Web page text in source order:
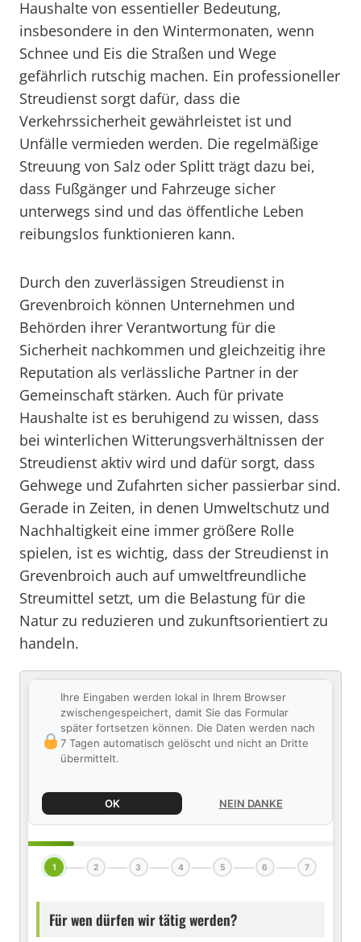
Haushalte von essentieller Bedeutung,
insbesondere in den Wintermonaten, wenn
Schnee und Eis die Straßen und Wege
gefährlich rutschig machen. Ein professioneller
Streudienst sorgt dafür, dass die
Verkehrssicherheit gewährleistet ist und
Unfälle vermieden werden. Die regelmäßige
Streuung von Salz oder Splitt trägt dazu bei,
dass Fußgänger und Fahrzeuge sicher
unterwegs sind und das öffentliche Leben
reibungslos funktionieren kann.
Durch den zuverlässigen Streudienst in
Grevenbroich können Unternehmen und
Behörden ihrer Verantwortung für die
Sicherheit nachkommen und gleichzeitig ihre
Reputation als verlässliche Partner in der
Gemeinschaft stärken. Auch für private
Haushalte ist es beruhigend zu wissen, dass
bei winterlichen Witterungsverhältnissen der
Streudienst aktiv wird und dafür sorgt, dass
Gehwege und Zufahrten sicher passierbar sind.
Gerade in Zeiten, in denen Umweltschutz und
Nachhaltigkeit eine immer größere Rolle
spielen, ist es wichtig, dass der Streudienst in
Grevenbroich auch auf umweltfreundliche
Streumittel setzt, um die Belastung für die
Natur zu reduzieren und zukunftsorientiert zu
handeln.
Ihre Eingaben werden lokal in Ihrem Browser
zwischengespeichert, damit Sie das Formular
später fortsetzen können. Die Daten werden nach
7 Tagen automatisch gelöscht und nicht an Dritte
übermittelt.
OK NEIN DANKE
1 2 3 4 5 6 7
Für wen dürfen wir tätig werden?